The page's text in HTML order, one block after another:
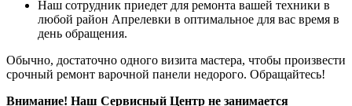
Наш сотрудник приедет для ремонта вашей техники в
любой район Апрелевки в оптимальное для вас время в
день обращения.
Обычно, достаточно одного визита мастера, чтобы произвести
срочный ремонт варочной панели недорого. Обращайтесь!
Внимание! Наш Сервисный Центр не занимается